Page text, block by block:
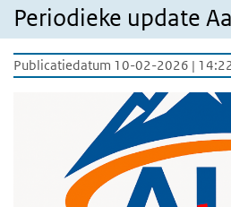
Periodieke update
Publicatiedatum 10-02-2026 |